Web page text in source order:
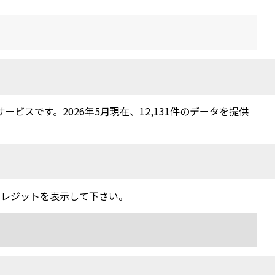
ビスです。2026年5月現在、12,131件のデータを提供
ジットを表示して下さい。